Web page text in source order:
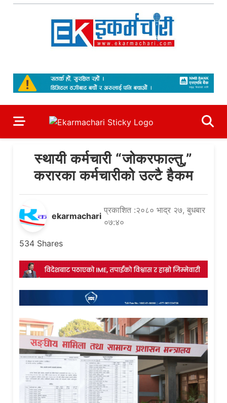
Skip
स्थायी कर्मचारी “जोकरफाल्तु,”
करारका कर्मचारीको उल्टै हैकम
ekarmachari
प्रकाशित :२०८० भाद्र २७, बुधबार
०७:४०
534 Shares